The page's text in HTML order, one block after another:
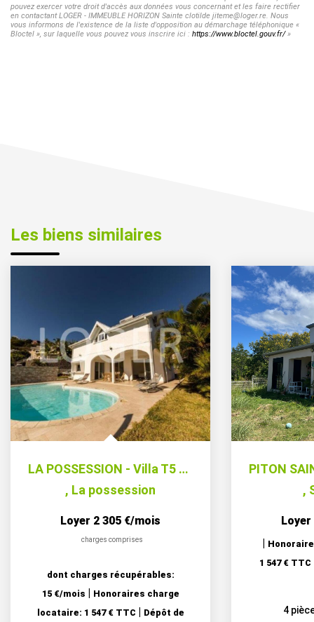
pouvez exercer votre droit d'accès aux données vous concernant et les faire rectifier
en contactant LOGER - IMMEUBLE HORIZON Sainte clotilde jiteme@loger.re. Nous
vous informons de l'existence de la liste d'opposition au démarchage téléphonique «
Bloctel », sur laquelle vous pouvez vous inscrire ici : https://www.bloctel.gouv.fr/»
Les biens similaires
LA POSSESSION - Villa T5 Meublée avec piscine Vue mer
, La possession
Loyer 2 305 €/mois
charges comprises
dont charges récupérables:
15 €/mois | Honoraires charge
locataire: 1 547 € TTC | Dépôt de
,
Loyer
|
1 547 € TTC
4